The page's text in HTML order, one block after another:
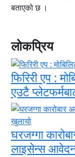
बताएको छ ।
लोकप्रिय
फिरिरी एप :
एउटै
घरजग्गा
लाइसेन्स